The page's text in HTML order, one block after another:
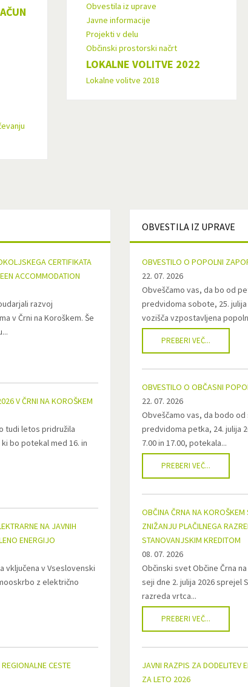
Obvestila iz uprave
Javne informacije
Projekti v delu
Občinski prostorski načrt
LOKALNE VOLITVE 2022
Lokalne volitve 2018
CERTIFIKATA
ACCOMMODATION
razvoj
v Črni na Koroškem. Še
V ČRNI NA KOROŠKEM
tudi letos pridružila
bo potekal med 16. in
NA JAVNIH
ENERGIJO
vključena v Vseslovenski
z električno
CESTE
OBVESTILAIZ UPRAVE
OBVESTILO O POPOLNI
22. 07. 2026
Obveščamo vas, da bo od
predvidoma sobote, 25.
vozišča vzpostavljena
PREBERI VEČ...
OBVESTILO O OBČASNI
22. 07. 2026
Obveščamo vas, da bodo
predvidoma petka, 24. julija
7.00 in 17.00, potekala...
PREBERI VEČ...
OBČINA ČRNA NA KOROŠKEM
ZNIŽANJU PLAČILNEGA
STANOVANJSKIM KREDITOM
08. 07. 2026
Občinski svet Občine Črna
seji dne 2. julija 2026 sprejel
razreda vrtca...
PREBERI VEČ...
JAVNI RAZPIS ZA DODELITEV
ZA LETO 2026